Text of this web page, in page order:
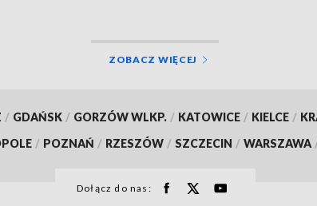
ZOBACZ WIĘCEJ
/ GDAŃSK / GORZÓW WLKP. / KATOWICE / KIELCE /
/ POZNAŃ / RZESZÓW / SZCZECIN / WARSZAWA
Dołącz do nas: